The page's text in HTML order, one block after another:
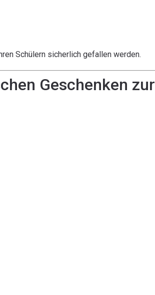
Schülern sicherlich gefallen werden.
Geschenken zur